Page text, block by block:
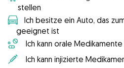
stellen
Ich besitze ein Auto, das
geeignet ist
Ich kann orale
Ich kann injizierte